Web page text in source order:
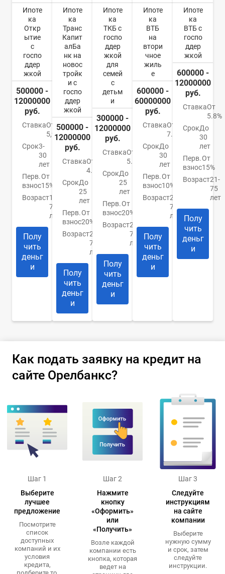
Ипоте
ка
Откр
ытие
с
госпо
ддер
жкой
500000 -
12000000
руб.
СтавкаОт
5,99%
Срок3-
30
лет
Перв.
взнос
От
15%
Возраст18-
70
лет
Полу
чить
деньг
и
Ипоте
ка
Транс
Капит
алБа
нк на
новос
тройк
и с
госпо
ддер
жкой
500000 -
12000000
руб.
СтавкаОт
4.84%
СрокДо
25
лет
Перв.
взнос
От
20%
Возраст20-
75
лет
Полу
чить
деньг
и
Ипоте
ка
ТКБ с
госпо
ддер
жкой
для
семей
с
детьм
и
300000 -
12000000
руб.
СтавкаОт
5.9%
СрокДо
25
лет
Перв.
взнос
От
20%
Возраст20-
75
лет
Полу
чить
деньг
и
Ипоте
ка
ВТБ
на
втори
чное
жиль
е
600000 -
60000000
руб.
СтавкаОт
7.4%
СрокДо
30
лет
Перв.
взнос
От
10%
Возраст21-
75
лет
Полу
чить
деньг
и
Ипоте
ка
ВТБ с
госпо
ддер
жкой
600000 -
12000000
руб.
СтавкаОт
5.8%
СрокДо
30
лет
Перв.
взнос
От
15%
Возраст21-
75
лет
Полу
чить
деньг
и
Как подать заявку на кредит на
сайте Орелбанкс?
Шаг 1
Выберите
лучшее
предложение
Посмотрите
список
доступных
компаний и их
условия
кредита,
Шаг 2
Нажмите
кнопку
«Оформить»
или
«Получить»
Возле каждой
компании есть
кнопка, которая
ведет на
Шаг 3
Следуйте
инструкциям
на сайте
компании
Выберите
нужную сумму
и срок, затем
следуйте
инструкции.